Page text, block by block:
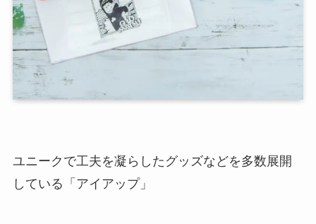
ユニークで工夫を凝らしたグッズなどを多数展開
している「アイアップ」